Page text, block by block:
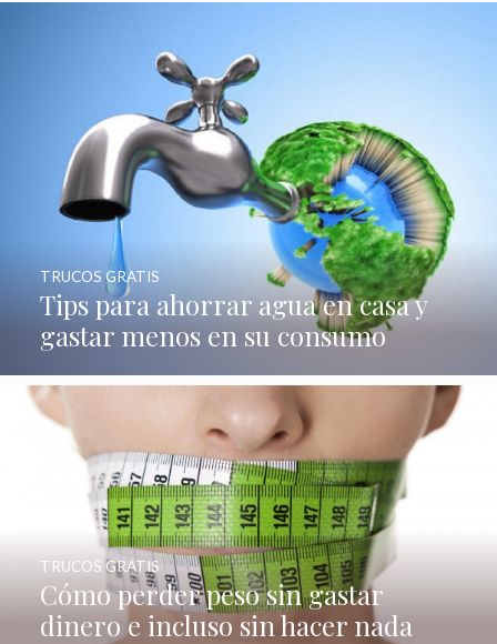
Tips para ahorrar agua en casa y
gastar menos en su consumo
TRUCOS GRATIS
Cómo perder peso sin gastar
dinero e incluso sin hacer nada
TRUCOS GRATIS